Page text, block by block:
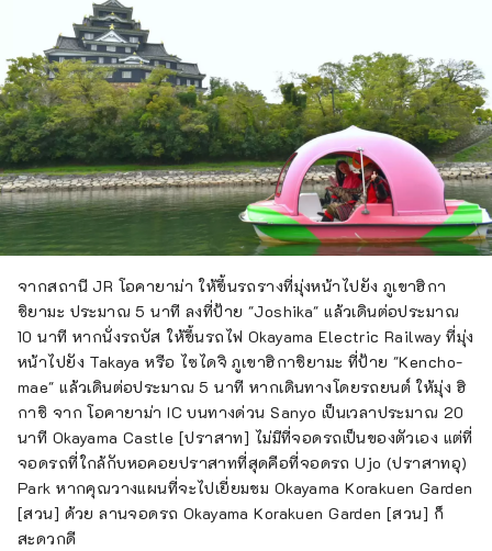
เมือง หอคอยปราสาทเดิมถูกทำลายใน
การโจมตีทางอากาศเมื่อปีพ.ศ. 2488
(โชวะ 20) แต่ได้รับการสร้างขึ้นใหม่
ตั้งแต่นั้นเป็นต้นมา และห้องของท่านผู้
ปกครองและบริเวณอื่นๆ ก็ได้รับการ
บูรณะเช่นกัน ชั้น 1 มีเวิร์กช็อป Bizen
Ware [เครื่องปั้นดินเผา] บิเซ็น ซึ่งคุณ
สามารถทดลองบิดดินเหนียวดูได้
นอกจากนี้ ยังมี แสงสว่ างของปราสาท"
โดยมีการประดับไฟ Okayama Castle
[ปราสาท] และบริเวณโดยรอบในช่วงฤดู
ใบไม้ผลิ ฤดูร้อน และฤดูใบไม้ร่วง
จากสถานี JR โอคายาม่า ให้ขึ้นรถรางที่มุ่งหน้าไปยัง ภูเขาฮิกา
ชิยามะ ประมาณ 5 นาที ลงที่ป้าย "Joshika" แล้วเดินต่อประมาณ
10 นาที หากนั่งรถบัส ให้ขึ้นรถไฟ Okayama Electric Railway ที่มุ่ง
หน้าไปยัง Takaya หรือ ไซไดจิ ภูเขาฮิกาชิยามะ ที่ป้าย "Kencho-
mae" แล้วเดินต่อประมาณ 5 นาที หากเดินทางโดยรถยนต์ ให้มุ่ง ฮิ
กาชิ จาก โอคายาม่า IC บนทางด่วน Sanyo เป็นเวลาประมาณ 20
นาที Okayama Castle [ปราสาท] ไม่มีที่จอดรถเป็นของตัวเอง แต่ที่
จอดรถที่ใกล้กับหอคอยปราสาทที่สุดคือที่จอดรถ Ujo (ปราสาทอุ)
Park หากคุณวางแผนที่จะไปเยี่ยมชม Okayama Korakuen Garden
[สวน] ด้วย ลานจอดรถ Okayama Korakuen Garden [สวน] ก็
สะดวกดี